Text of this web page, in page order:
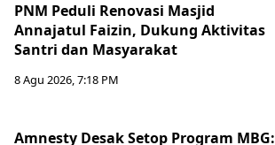
PNM Peduli Renovasi Masjid
Annajatul Faizin, Dukung Aktivitas
Santri dan Masyarakat
8 Agu 2026, 7:18 PM
Amnesty Desak Setop Program MBG: